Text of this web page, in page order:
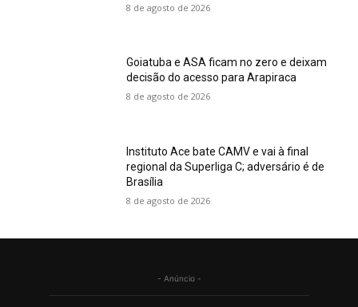
8 de agosto de 2026
Goiatuba e ASA ficam no zero e deixam
decisão do acesso para Arapiraca
8 de agosto de 2026
Instituto Ace bate CAMV e vai à final
regional da Superliga C; adversário é de
Brasília
8 de agosto de 2026
- Anúncio -